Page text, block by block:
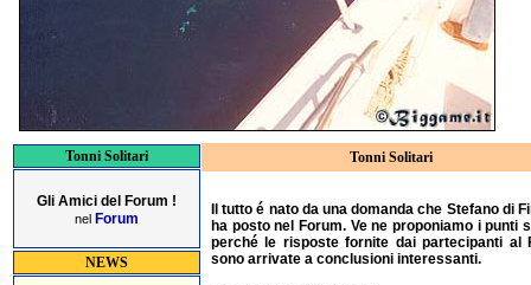
Tonni Solitari
Gli Amici del Forum !
nel Forum
NEWS
Tonni Solitari
Il tutto é nato da una domanda che Stefano di
ha posto nel Forum. Ve ne proponiamo i punti
perché le risposte fornite dai partecipanti al
sono arrivate a conclusioni interessanti.